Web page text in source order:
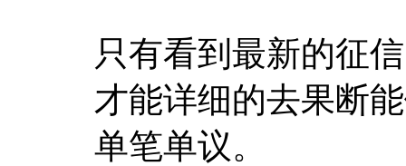
只有看到最新的征
才能详细的去果断
单笔单议。